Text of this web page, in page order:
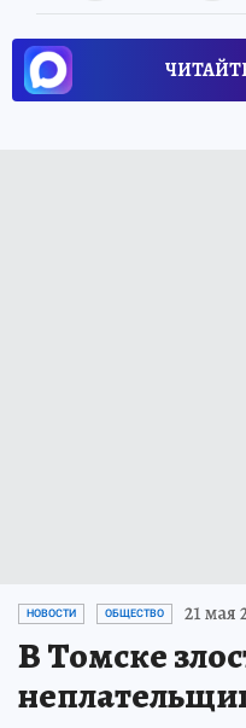
НОВОСТИ ОБЩЕСТВО 21 мая
В Томске